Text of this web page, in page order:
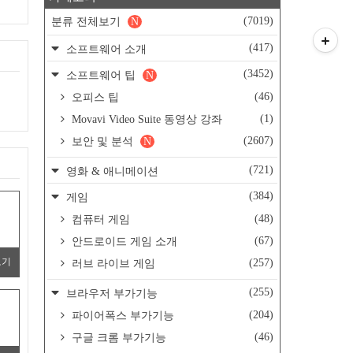
분류 전체보기 (7019)
N
소프트웨어 소개 (417)
소프트웨어 팁 (3452)
N
오피스 팁
(46)
Movavi Video Suite 동영상 강좌
(1)
보안 및 분석
(2607)
N
영화 & 애니메이션 (721)
게임
(384)
컴퓨터 게임
(48)
안드로이드 게임 소개
(67)
러브 라이브 게임
(257)
브라우저 부가기능
(255)
파이어폭스 부가기능
(204)
구글 크롬 부가기능
(46)